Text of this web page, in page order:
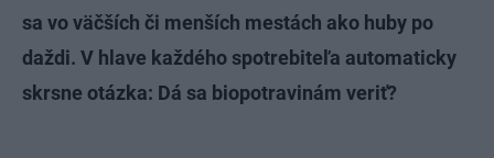
sa vo väčších či menších mestách ako huby po
daždi. V hlave každého spotrebiteľa automaticky
skrsne otázka: Dá sa biopotravinám veriť?